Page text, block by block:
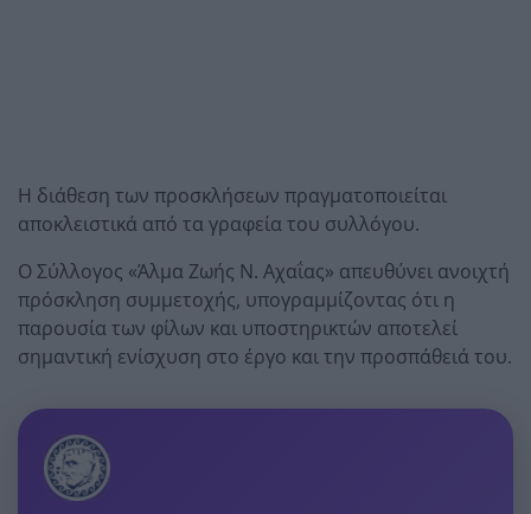
Η διάθεση των προσκλήσεων πραγματοποιείται
αποκλειστικά από τα γραφεία του συλλόγου.
Ο Σύλλογος «Άλμα Ζωής Ν. Αχαΐας» απευθύνει ανοιχτή
πρόσκληση συμμετοχής, υπογραμμίζοντας ότι η
παρουσία των φίλων και υποστηρικτών αποτελεί
σημαντική ενίσχυση στο έργο και την προσπάθειά του.